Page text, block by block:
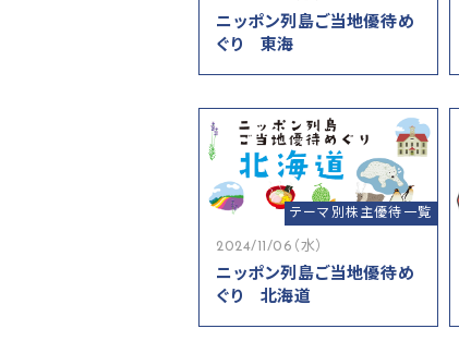
ニッポン列島ご当地優待め
ぐり 東海
テーマ別株主優待一覧
2024/11/06（水）
ニッポン列島ご当地優待め
ぐり 北海道